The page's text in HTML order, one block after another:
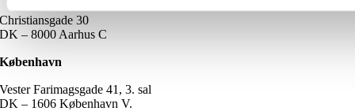
Christiansgade 30
DK – 8000 Aarhus C
København
Vester Farimagsgade 41, 3. sal
DK – 1606 København V.